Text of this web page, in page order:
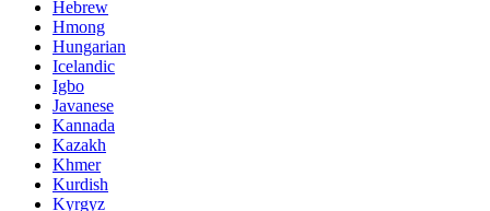
Hebrew
Hmong
Hungarian
Icelandic
Igbo
Javanese
Kannada
Kazakh
Khmer
Kurdish
Kyrgyz